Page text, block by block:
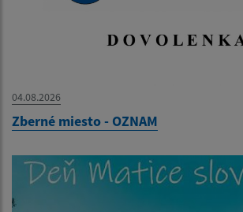
04.08.2026
Zberné miesto - OZNAM